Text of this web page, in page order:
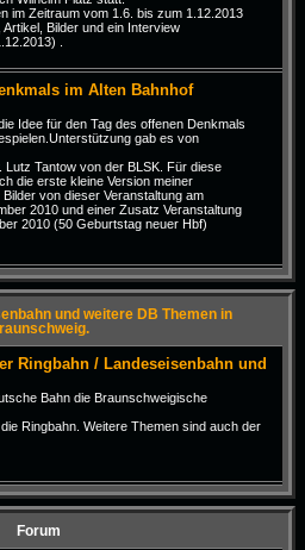
im Zeitraum vom 1.6. bis zum 1.12.2013
Bilder und ein Interview
.
im Alten Bahnhof
Idee für den Tag des offenen Denkmals
gab es von
Lutz Tantow von der BLSK. Für diese
die erste kleine Version meiner
von dieser Veranstaltung am
2010 und einer Zusatz Veranstaltung
2010 (50 Geburtstag neuer Hbf)
und weitere DB Themen in
Ringbahn / Landeseisenbahn und
Bahn die Braunschweigische
Ringbahn. Weitere Themen sind auch der
Forum